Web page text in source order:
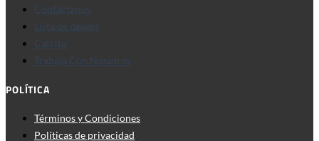
Contáctanos
Lista de deseos
Carrito
Trabaja Con Nosotros
POLÍTICA
Términos y Condiciones
Políticas de privacidad